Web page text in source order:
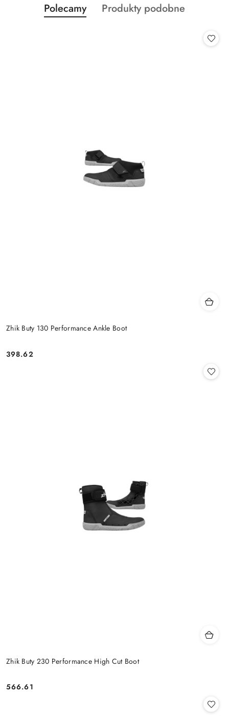
Pomiń karuzelę produktów
Produkty
o
Polecamy
Produkty
Produkty podobne
Zhik Buty 130 Performance Ankle Boot
Cena:
398.62
Zhik Buty 230 Performance High Cut Boot
Cena:
566.61